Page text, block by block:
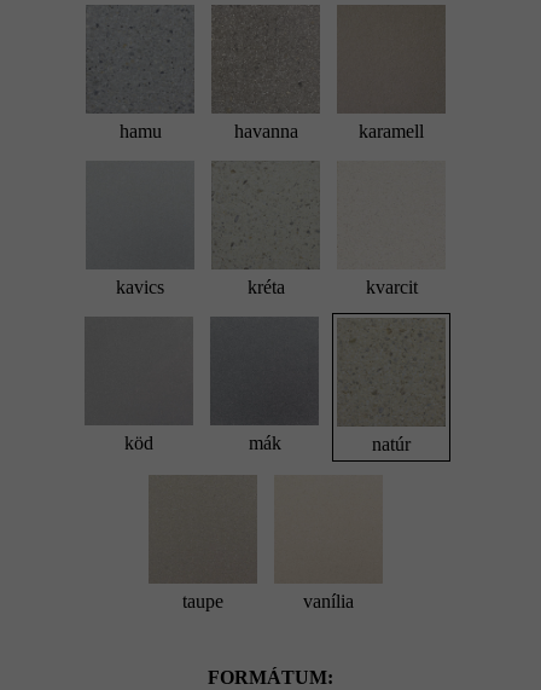
hamu havanna karamell
kavics kréta kvarcit
köd mák natúr
taupe vanília
FORMÁTUM: